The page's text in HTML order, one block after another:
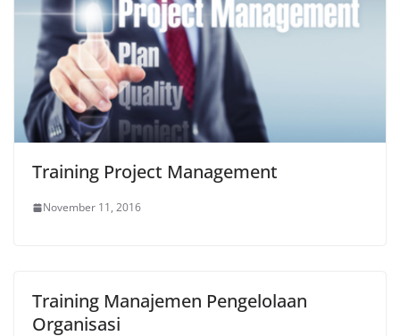
Training Project Management
November 11, 2016
Training Manajemen Pengelolaan
Organisasi